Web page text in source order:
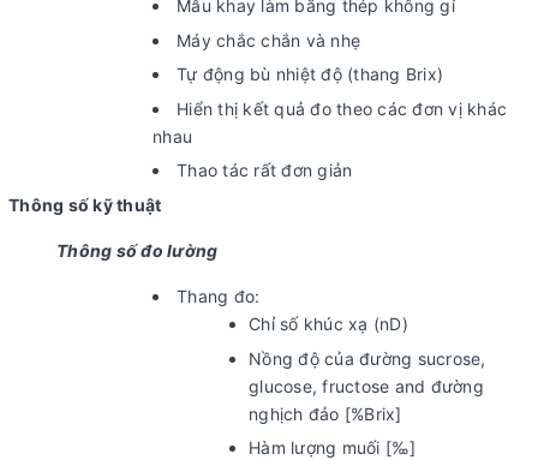
Mẫu khay làm bằng thép không gỉ
Máy chắc chắn và nhẹ
Tự động bù nhiệt độ (thang Brix)
Hiển thị kết quả đo theo các đơn vị khác
nhau
Thao tác rất đơn giản
Thông số kỹ thuật
Thông số đo lường
Thang đo:
Chỉ số khúc xạ (nD)
Nồng độ của đường sucrose,
glucose, fructose and đường
nghịch đảo [%Brix]
Hàm lượng muối [‰]